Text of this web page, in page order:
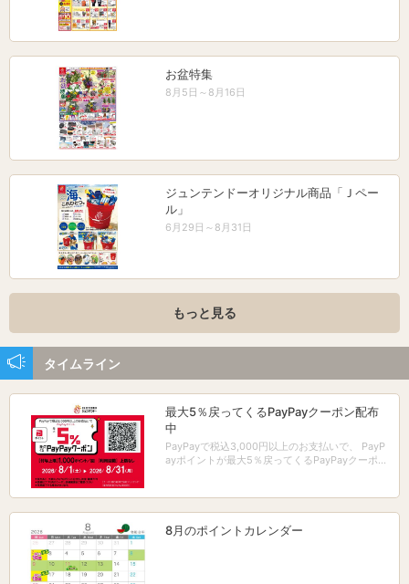
お盆特集
8月5日～8月16日
ジュンテンドーオリジナル商品「Ｊペー
ル」
6月29日～8月31日
もっと見る
タイムライン
最大5％戻ってくるPayPayクーポン配布
中
PayPayで税込3,000円以上のお支払いで、 PayP
ayポイントが最大5％戻ってくるPayPayクーポン
8月のポイントカレンダー